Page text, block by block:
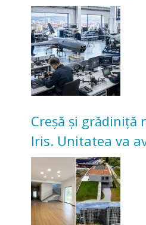
înceapă în toamna
Creșă și grădiniță
Iris. Unitatea va
pentru copii